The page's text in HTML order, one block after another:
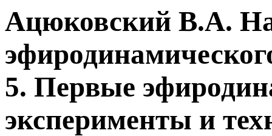
Ацюковский В.А.
5. Первые
эксперименты и